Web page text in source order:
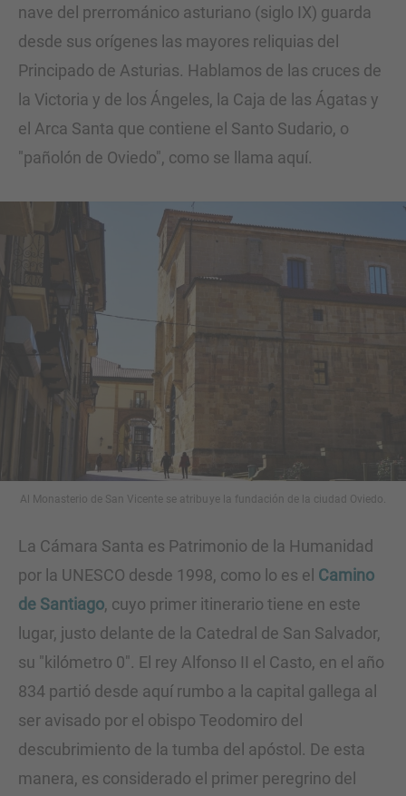
nave del prerrománico asturiano (siglo IX) guarda
desde sus orígenes las mayores reliquias del
Principado de Asturias. Hablamos de las cruces de
la Victoria y de los Ángeles, la Caja de las Ágatas y
el Arca Santa que contiene el Santo Sudario, o
"pañolón de Oviedo", como se llama aquí.
Al Monasterio de San Vicente se atribuye la fundación de la ciudad Oviedo.
La Cámara Santa es Patrimonio de la Humanidad
por la UNESCO desde 1998, como lo es el Camino
de Santiago, cuyo primer itinerario tiene en este
lugar, justo delante de la Catedral de San Salvador,
su "kilómetro 0". El rey Alfonso II el Casto, en el año
834 partió desde aquí rumbo a la capital gallega al
ser avisado por el obispo Teodomiro del
descubrimiento de la tumba del apóstol. De esta
manera, es considerado el primer peregrino del